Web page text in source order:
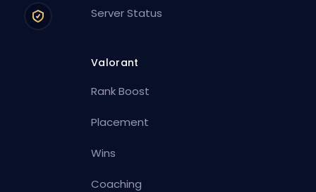
Server Status
Valorant
Rank Boost
Placement
Wins
Coaching